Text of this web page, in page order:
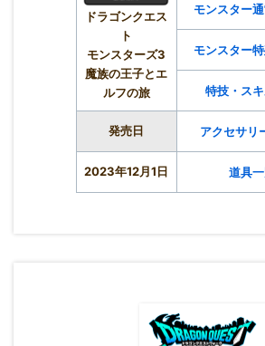
ドラゴンクエス
ト
モンスターズ3
魔族の王子とエ
ルフの旅
モンスター
モンスター
特技・ス
発売日 アクセサリ
2023年12月1日 道具